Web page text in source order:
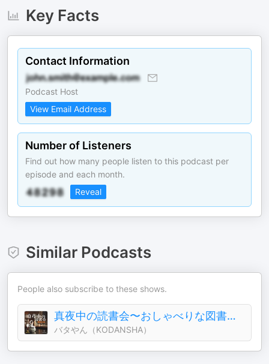
Key Facts
Contact Information
Podcast Host
View Email Address
Number of Listeners
Find out how many people listen to this podcast per
episode and each month.
Reveal
Similar Podcasts
People also subscribe to these shows.
真夜中の読書会〜おしゃべりな図書室〜
バタやん（KODANSHA）